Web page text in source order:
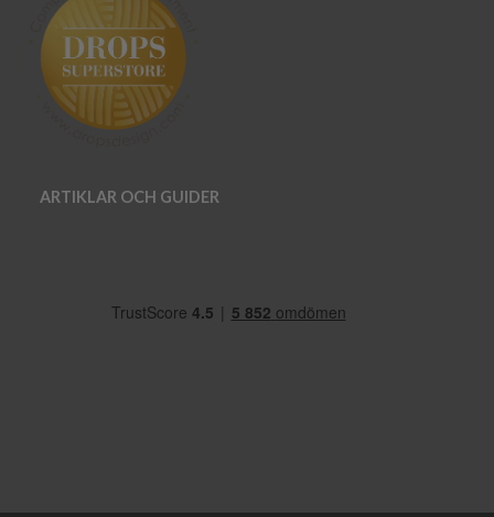
ARTIKLAR OCH GUIDER